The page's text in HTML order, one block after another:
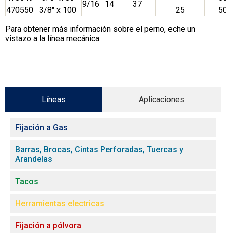
9/16 14 37
470550
3/8″ x 100 25
Para obtener más información sobre el perno, eche un
vistazo a la línea mecánica.
Líneas Aplicaciones
Fijación a Gas
Barras, Brocas, Cintas Perforadas, Tuercas y
Arandelas
Tacos
Herramientas electricas
Fijación a pólvora